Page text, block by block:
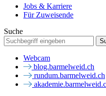
Jobs & Karriere
Für Zuweisende
Suche
Webcam
blog.barmelweid.ch
rundum.barmelweid.ch